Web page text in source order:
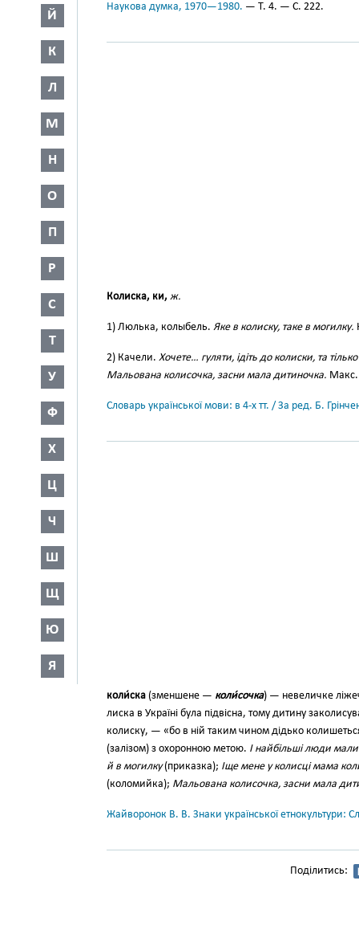
Й
К
Л
М
Н
О
П
Р
С
Т
У
Ф
Х
Ц
Ч
Ш
Щ
Ю
Я
Наукова думка, 1970—1980. — Т. 4. — С. 222.
Колиска, ки, ж.
1) Люлька, колыбель. Яке в колиску, таке в могилку.
2) Качели. Хочете… гуляти, ідіть до колиски, та
Мальована колисочка, засни мала дитиночка. Макс.
Словарь української мови: в 4-х тт. / За ред. Б.
коли́ска (зменшене — коли́соч­ка) — невеличке
лиска в Україні була підвісна, тому дитину
колис­ку, — «бо в ній таким чином дідько
(залізом) з охоронною метою. І найбільші люди
й в мо­гилку(приказка); Іще мене у колис­ці мама
(ко­ломийка); Мальована колисочка, засни мала
Жайворонок В. В. Знаки української етнокультури:
Поділитись: